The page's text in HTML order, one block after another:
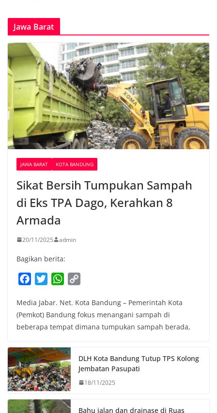
Jawa Barat
JAWA BARAT KOTA BANDUNG
Sikat Bersih Tumpukan Sampah
di Eks TPA Dago, Kerahkan 8
Armada
20/11/2025 admin
Bagikan berita:
c
e
b
o
k
i
t
t
r
W
a
t
s
p
p
p
y
L
n
k
Media Jabar. Net. Kota Bandung – Pemerintah Kota
(Pemkot) Bandung fokus menangani sampah di
beberapa tempat dimana tumpukan sampah berada,
DLH Kota Bandung Tutup TPS Kolong
Jembatan Pasupati
18/11/2025
Bahu jalan dan drainase di Ruas